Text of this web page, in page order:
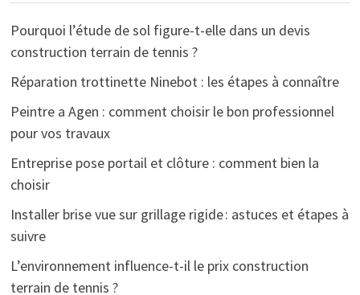
Pourquoi l’étude de sol figure-t-elle dans un devis
construction terrain de tennis ?
Réparation trottinette Ninebot : les étapes à connaître
Peintre a Agen : comment choisir le bon professionnel
pour vos travaux
Entreprise pose portail et clôture : comment bien la
choisir
Installer brise vue sur grillage rigide : astuces et étapes à
suivre
L’environnement influence-t-il le prix construction
terrain de tennis ?